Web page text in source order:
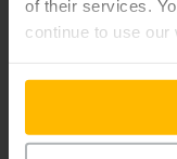
of their services.
continue to use our